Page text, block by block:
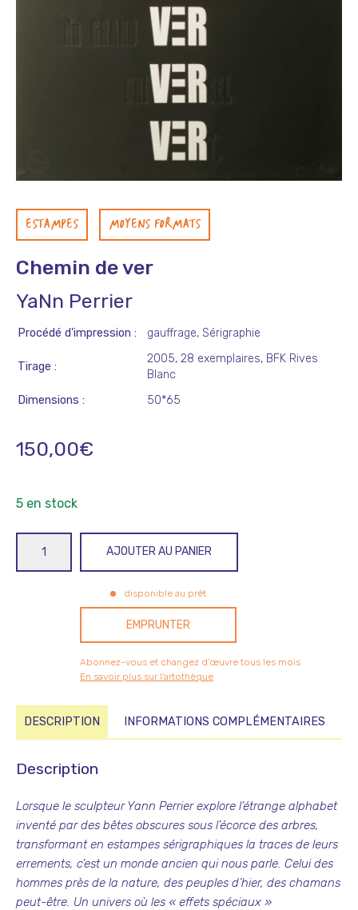
ESTAMPES MOYENS FORMATS
Chemin de ver
YaNn Perrier
Procédé d'impression gauffrage, Sérigraphie
Tirage
2005, 28 exemplaires, BFK Rives
Blanc
Dimensions
50*65
150,00€
5 en stock
AJOUTER AU PANIER
disponible au prêt
EMPRUNTER
Abonnez-vous et changez d’œuvre tous les mois
En savoir plus sur l'artothèque
DESCRIPTION INFORMATIONS COMPLÉMENTAIRES
Description
Lorsque le sculpteur Yann Perrier explore l’étrange alphabet
inventé par des bêtes obscures sous l’écorce des arbres,
transformant en estampes sérigraphiques la traces de leurs
errements, c’est un monde ancien qui nous parle. Celui des
hommes près de la nature, des peuples d’hier, des chamans
peut-être. Un univers où les « effets spéciaux »